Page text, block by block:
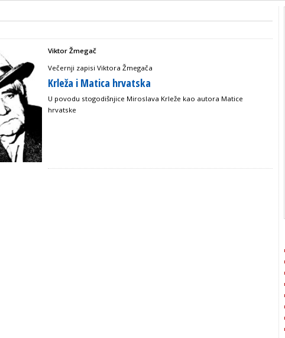
Viktor Žmegač
Večernji zapisi Viktora Žmegača
Krleža i Matica hrvatska
U povodu stogodišnjice Miroslava Krleže kao autora Matice
hrvatske